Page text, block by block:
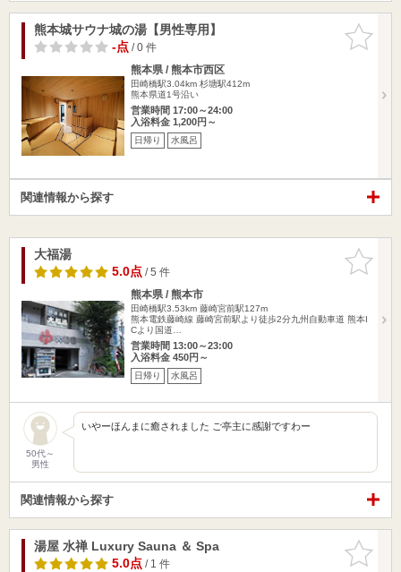
お気に入
りに追加
熊本城サウナ城の湯【男性専用】
-点/ 0 件
熊本県 / 熊本市西区
田崎橋駅3.04km 杉塘駅412m
熊本県道1号沿い
営業時間 17:00～24:00
入浴料金 1,200円～
日帰り 水風呂
関連情報から探す
お気に入
りに追加
大福湯
5.0点/ 5 件
熊本県 / 熊本市
田崎橋駅3.53km 藤崎宮前駅127m
熊本電鉄藤崎線 藤崎宮前駅より徒歩2分九州自動車道 熊本I
Cより国道…
営業時間 13:00～23:00
入浴料金 450円～
日帰り 水風呂
50代～
男性
いやーほんまに癒されました ご亭主に感謝ですわー
関連情報から探す
お気に入
りに追加
湯屋 水禅 Luxury Sauna ＆ Spa
5.0点/ 1 件